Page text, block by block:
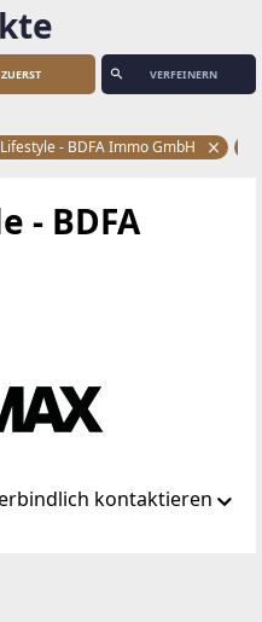
VERFEINERN
Lifestyle - BDFA Immo GmbH
- BDFA
kontaktieren